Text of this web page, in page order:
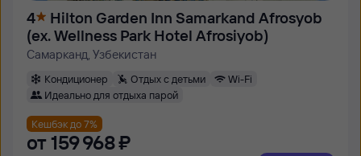
4
Hilton Garden Inn Samarkand Afrosyob
(ex. Wellness Park Hotel Afrosiyob)
Самарканд, Узбекистан
Кондиционер Отдых с детьми
Wi-Fi
Идеально для отдыха парой
Кешбэк до 7%
от 159 ⁠968 ⁠₽